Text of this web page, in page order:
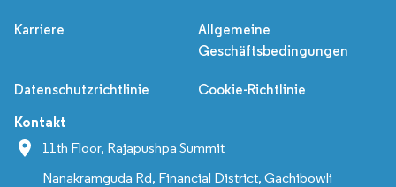
Karriere
Allgemeine
Geschäftsbedingungen
Datenschutzrichtlinie Cookie-Richtlinie
Kontakt
11th Floor, Rajapushpa Summit
Nanakramguda Rd, Financial District, Gachibowli